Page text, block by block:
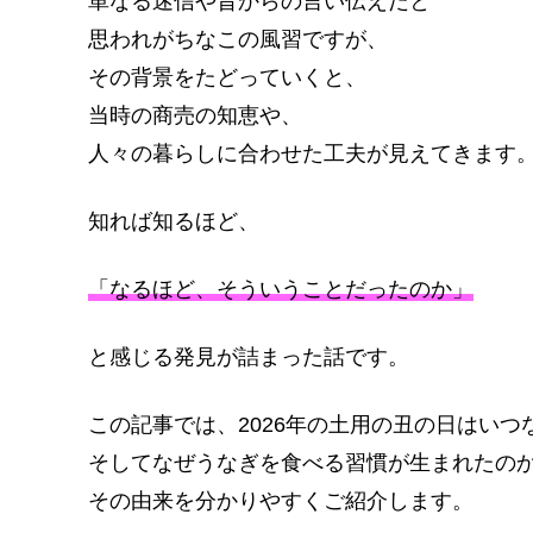
思われがちなこの風習ですが、
その背景をたどっていくと、
当時の商売の知恵や、
人々の暮らしに合わせた工夫が見えてきます。
知れば知るほど、
「なるほど、そういうことだったのか」
と感じる発見が詰まった話です。
この記事では、2026年の土用の丑の日はいつ
そしてなぜうなぎを食べる習慣が生まれたのか
その由来を分かりやすくご紹介します。